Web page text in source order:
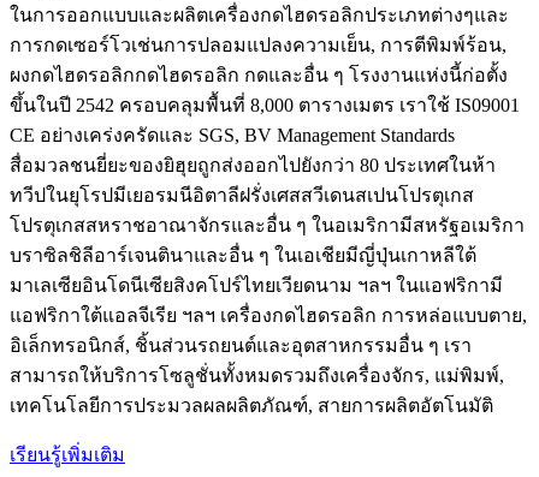
ในการออกแบบและผลิตเครื่องกดไฮดรอลิกประเภทต่างๆและ
การกดเซอร์โวเช่นการปลอมแปลงความเย็น, การตีพิมพ์ร้อน,
ผงกดไฮดรอลิกกดไฮดรอลิก กดและอื่น ๆ โรงงานแห่งนี้ก่อตั้ง
ขึ้นในปี 2542 ครอบคลุมพื้นที่ 8,000 ตารางเมตร เราใช้ IS09001
CE อย่างเคร่งครัดและ SGS, BV Management Standards
สื่อมวลชนยี่ยะของยิฮุยถูกส่งออกไปยังกว่า 80 ประเทศในห้า
ทวีปในยุโรปมีเยอรมนีอิตาลีฝรั่งเศสสวีเดนสเปนโปรตุเกส
โปรตุเกสสหราชอาณาจักรและอื่น ๆ ในอเมริกามีสหรัฐอเมริกา
บราซิลชิลีอาร์เจนตินาและอื่น ๆ ในเอเชียมีญี่ปุ่นเกาหลีใต้
มาเลเซียอินโดนีเซียสิงคโปร์ไทยเวียดนาม ฯลฯ ในแอฟริกามี
แอฟริกาใต้แอลจีเรีย ฯลฯ เครื่องกดไฮดรอลิก การหล่อแบบตาย,
อิเล็กทรอนิกส์, ชิ้นส่วนรถยนต์และอุตสาหกรรมอื่น ๆ เรา
สามารถให้บริการโซลูชั่นทั้งหมดรวมถึงเครื่องจักร, แม่พิมพ์,
เทคโนโลยีการประมวลผลผลิตภัณฑ์, สายการผลิตอัตโนมัติ
เรียนรู้เพิ่มเติม